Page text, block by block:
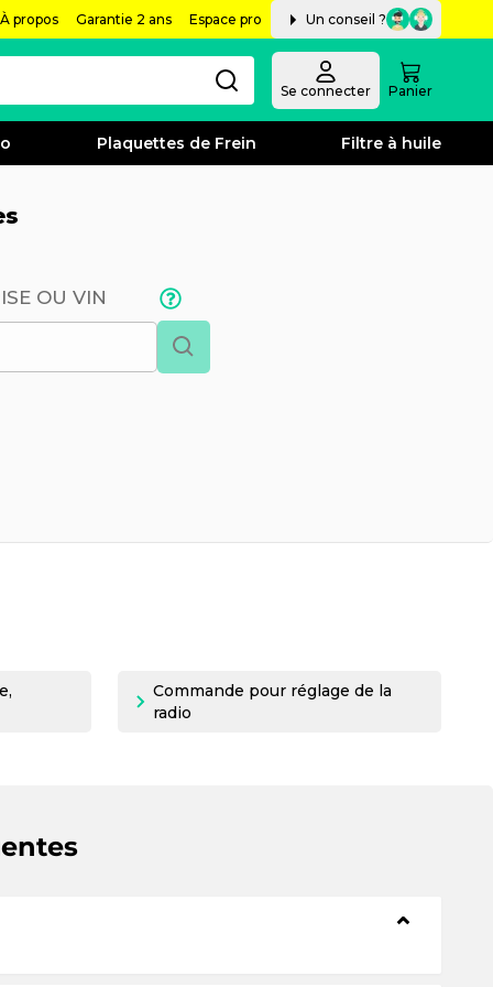
À propos Garantie 2 ans Espace pro Un conseil ?
Se connecter Panier
Plaquettes de Frein Filtre à huile
OU VIN
Commande pour réglage de la
radio
⌄